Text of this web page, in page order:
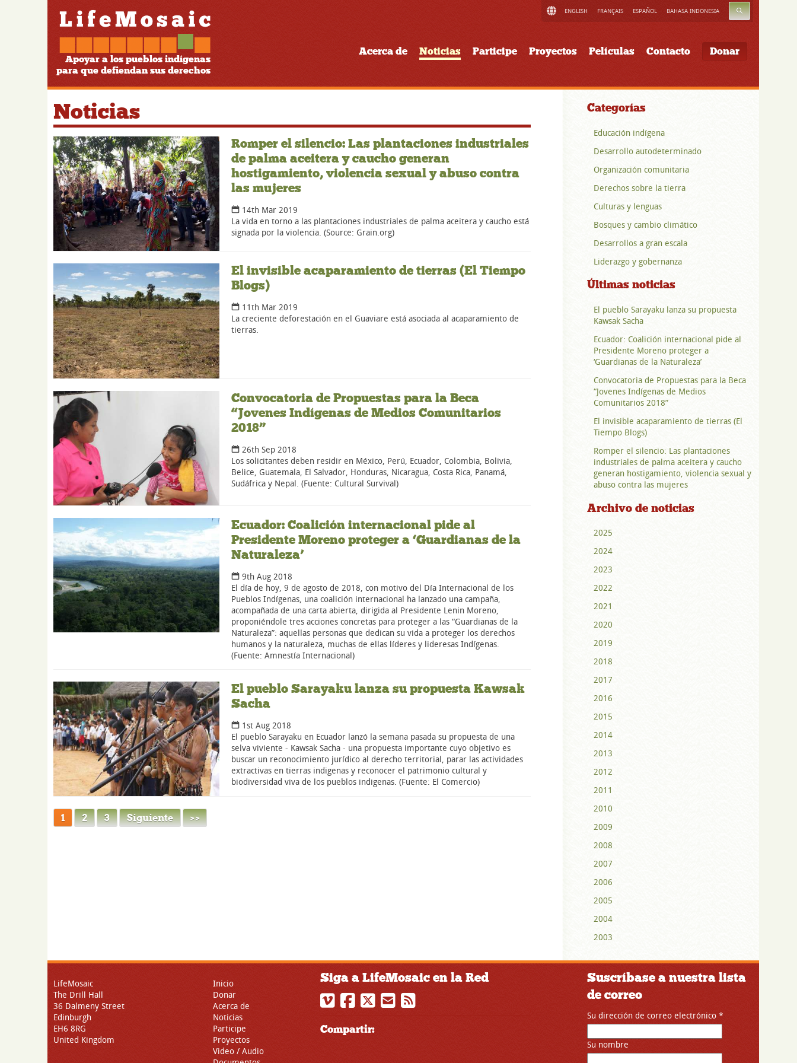
Apoyar a los pueblos indígenas
para que defiendan sus derechos
ENGLISH FRANÇAIS ESPAÑOL BAHASA INDONESIA BUSCAR
Acerca de Noticias Participe Proyectos Películas Contacto Donar
Noticias
Romper el silencio: Las plantaciones industriales
de palma aceitera y caucho generan
hostigamiento, violencia sexual y abuso contra
las mujeres
14th Mar 2019
La vida en torno a las plantaciones industriales de palma aceitera y caucho está
signada por la violencia. (Source: Grain.org)
El invisible acaparamiento de tierras (El Tiempo
Blogs)
11th Mar 2019
La creciente deforestación en el Guaviare está asociada al acaparamiento de
tierras.
Convocatoria de Propuestas para la Beca
“Jovenes Indígenas de Medios Comunitarios
2018”
26th Sep 2018
Los solicitantes deben residir en México, Perú, Ecuador, Colombia, Bolivia,
Belice, Guatemala, El Salvador, Honduras, Nicaragua, Costa Rica, Panamá,
Sudáfrica y Nepal. (Fuente: Cultural Survival)
Ecuador: Coalición internacional pide al
Presidente Moreno proteger a ‘Guardianas de la
Naturaleza’
9th Aug 2018
El día de hoy, 9 de agosto de 2018, con motivo del Día Internacional de los
Pueblos Indígenas, una coalición internacional ha lanzado una campaña,
acompañada de una carta abierta, dirigida al Presidente Lenin Moreno,
proponiéndole tres acciones concretas para proteger a las “Guardianas de la
Naturaleza”: aquellas personas que dedican su vida a proteger los derechos
humanos y la naturaleza, muchas de ellas líderes y lideresas Indígenas.
(Fuente: Amnestía Internacional)
El pueblo Sarayaku lanza su propuesta Kawsak
Sacha
1st Aug 2018
El pueblo Sarayaku en Ecuador lanzó la semana pasada su propuesta de una
selva viviente - Kawsak Sacha - una propuesta importante cuyo objetivo es
buscar un reconocimiento jurídico al derecho territorial, parar las actividades
extractivas en tierras indigenas y reconocer el patrimonio cultural y
biodiversidad viva de los pueblos indigenas. (Fuente: El Comercio)
1 2 3 Siguiente > >
Categorías
Educación indígena
Desarrollo autodeterminado
Organización comunitaria
Derechos sobre la tierra
Culturas y lenguas
Bosques y cambio climático
Desarrollos a gran escala
Liderazgo y gobernanza
Últimas noticias
El pueblo Sarayaku lanza su propuesta
Kawsak Sacha
Ecuador: Coalición internacional pide al
Presidente Moreno proteger a
‘Guardianas de la Naturaleza’
Convocatoria de Propuestas para la Beca
“Jovenes Indígenas de Medios
Comunitarios 2018”
El invisible acaparamiento de tierras (El
Tiempo Blogs)
Romper el silencio: Las plantaciones
industriales de palma aceitera y caucho
generan hostigamiento, violencia sexual y
abuso contra las mujeres
Archivo de noticias
2025
2024
2023
2022
2021
2020
2019
2018
2017
2016
2015
2014
2013
2012
2011
2010
2009
2008
2007
2006
2005
2004
2003
LifeMosaic
The Drill Hall
36 Dalmeny Street
Edinburgh
EH6 8RG
United Kingdom
Inicio
Donar
Acerca de
Noticias
Participe
Proyectos
Video / Audio
Siga a LifeMosaic en la Red
Compartir:
Suscríbase a nuestra lista
de correo
Su dirección de correo electrónico *
Su nombre